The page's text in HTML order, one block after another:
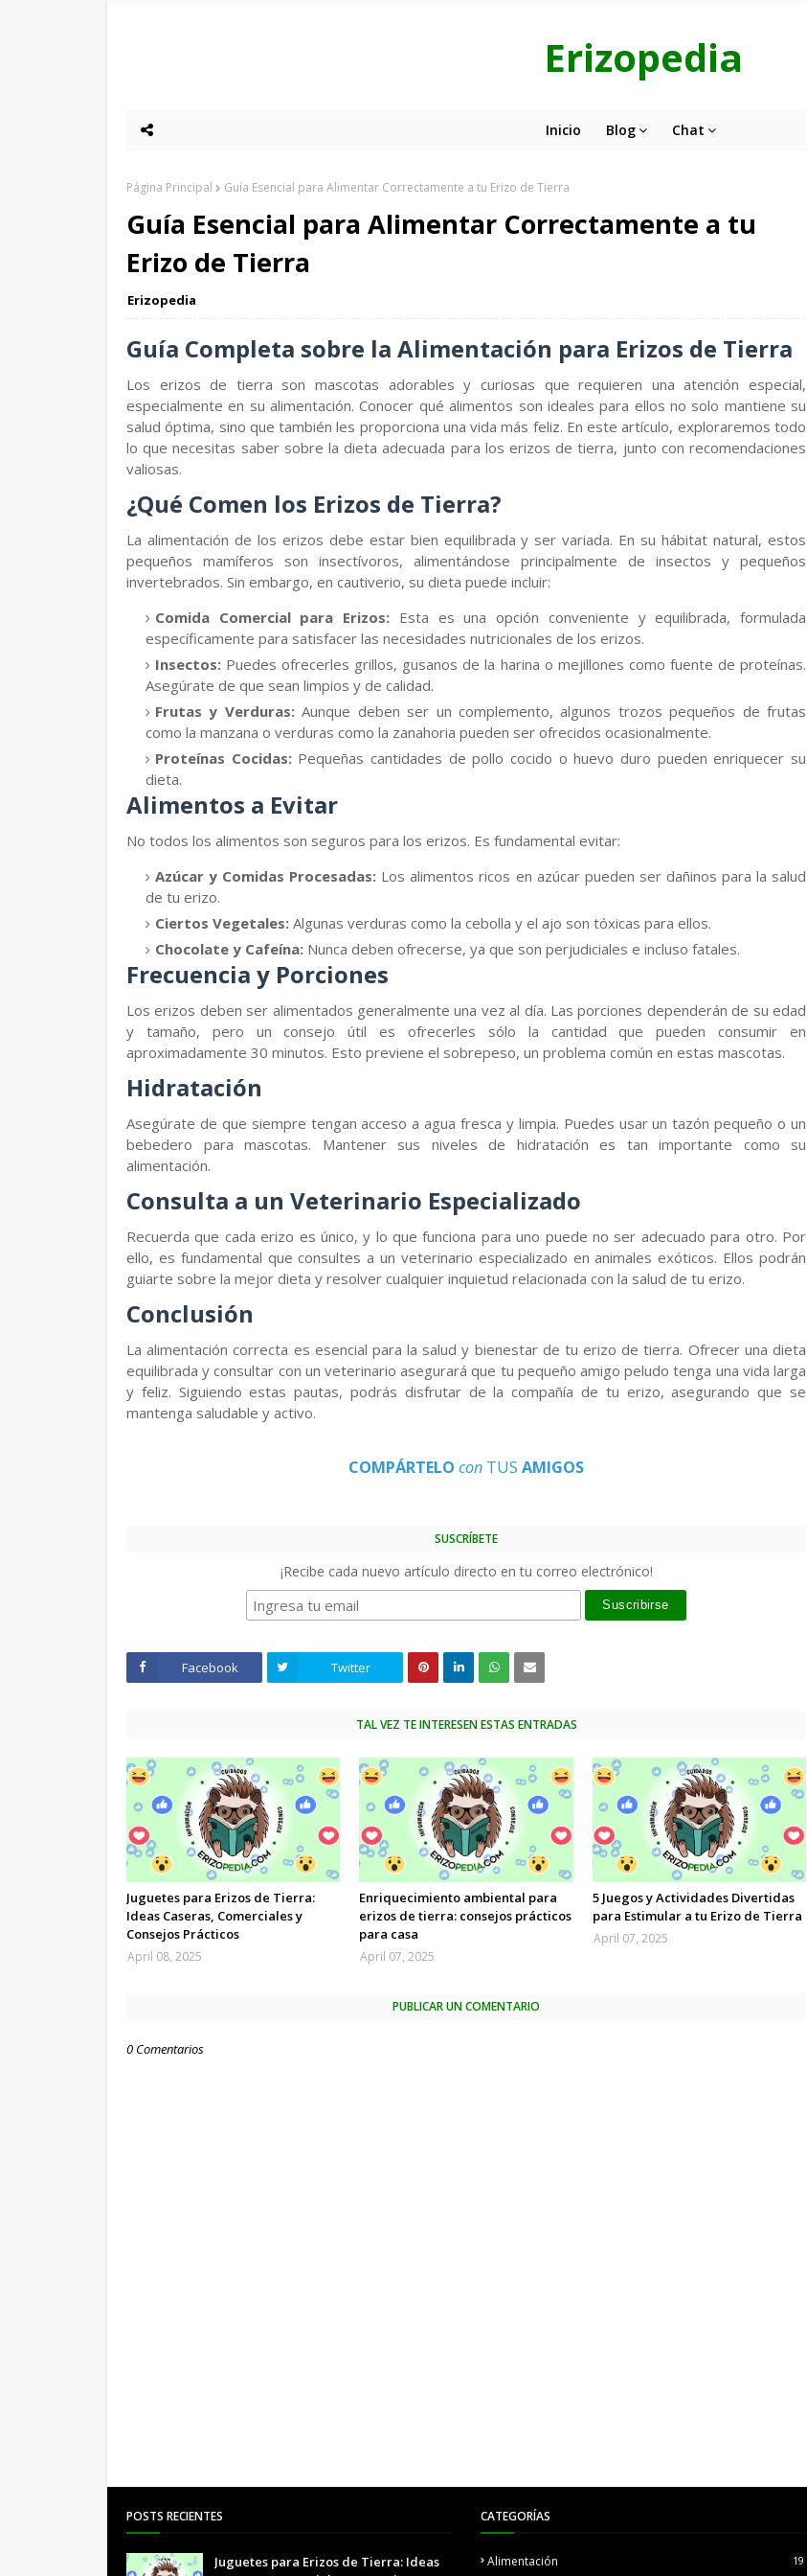
Erizopedia
Inicio Blog Chat
Página Principal Guía Esencial para Alimentar Correctamente a tu Erizo de Tierra
Guía Esencial para Alimentar Correctamente a tu
Erizo de Tierra
Erizopedia
Guía Completa sobre la Alimentación para Erizos de Tierra
Los erizos de tierra son mascotas adorables y curiosas que requieren una atención especial,
especialmente en su alimentación. Conocer qué alimentos son ideales para ellos no solo mantiene su
salud óptima, sino que también les proporciona una vida más feliz. En este artículo, exploraremos todo
lo que necesitas saber sobre la dieta adecuada para los erizos de tierra, junto con recomendaciones
valiosas.
¿Qué Comen los Erizos de Tierra?
La alimentación de los erizos debe estar bien equilibrada y ser variada. En su hábitat natural, estos
pequeños mamíferos son insectívoros, alimentándose principalmente de insectos y pequeños
invertebrados. Sin embargo, en cautiverio, su dieta puede incluir:
Comida Comercial para Erizos: Esta es una opción conveniente y equilibrada, formulada
específicamente para satisfacer las necesidades nutricionales de los erizos.
Insectos: Puedes ofrecerles grillos, gusanos de la harina o mejillones como fuente de proteínas.
Asegúrate de que sean limpios y de calidad.
Frutas y Verduras:Aunque deben ser un complemento, algunos trozos pequeños de frutas
como la manzana o verduras como la zanahoria pueden ser ofrecidos ocasionalmente.
Proteínas Cocidas:Pequeñas cantidades de pollo cocido o huevo duro pueden enriquecer su
dieta.
Alimentos a Evitar
No todos los alimentos son seguros para los erizos. Es fundamental evitar:
Azúcar y Comidas Procesadas: Los alimentos ricos en azúcar pueden ser dañinos para la salud
de tu erizo.
Ciertos Vegetales: Algunas verduras como la cebolla y el ajo son tóxicas para ellos.
Chocolate y Cafeína: Nunca deben ofrecerse, ya que son perjudiciales e incluso fatales.
Frecuencia y Porciones
Los erizos deben ser alimentados generalmente una vez al día. Las porciones dependerán de su edad
y tamaño, pero un consejo útil es ofrecerles sólo la cantidad que pueden consumir en
aproximadamente 30 minutos. Esto previene el sobrepeso, un problema común en estas mascotas.
Hidratación
Asegúrate de que siempre tengan acceso a agua fresca y limpia. Puedes usar un tazón pequeño o un
bebedero para mascotas. Mantener sus niveles de hidratación es tan importante como su
alimentación.
Consulta a un Veterinario Especializado
Recuerda que cada erizo es único, y lo que funciona para uno puede no ser adecuado para otro. Por
ello, es fundamental que consultes a un veterinario especializado en animales exóticos. Ellos podrán
guiarte sobre la mejor dieta y resolver cualquier inquietud relacionada con la salud de tu erizo.
Conclusión
La alimentación correcta es esencial para la salud y bienestar de tu erizo de tierra. Ofrecer una dieta
equilibrada y consultar con un veterinario asegurará que tu pequeño amigo peludo tenga una vida larga
y feliz. Siguiendo estas pautas, podrás disfrutar de la compañía de tu erizo, asegurando que se
mantenga saludable y activo.
COMPÁRTELO con TUS AMIGOS
SUSCRÍBETE
¡Recibe cada nuevo artículo directo en tu correo electrónico!
Facebook Twitter
TAL VEZ TE INTERESEN ESTAS ENTRADAS
Juguetes para Erizos de Tierra:
Ideas Caseras, Comerciales y
Consejos Prácticos
April 08, 2025
Enriquecimiento ambiental para
erizos de tierra: consejos prácticos
para casa
April 07, 2025
5 Juegos y Actividades Divertidas
para Estimular a tu Erizo de Tierra
April 07, 2025
PUBLICAR UN COMENTARIO
0 Comentarios
POSTS RECIENTES
Juguetes para Erizos de Tierra: Ideas
CATEGORÍAS
Alimentación 19